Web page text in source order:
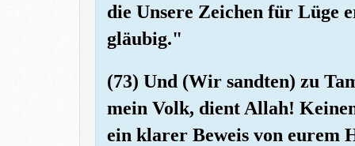
die Unsere Zeichen für Lüge
gläubig."
(73) Und (Wir sandten) zu
mein Volk, dient Allah!
ein klarer Beweis von eurem